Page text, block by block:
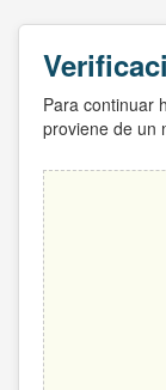
Para continuar
proviene de un